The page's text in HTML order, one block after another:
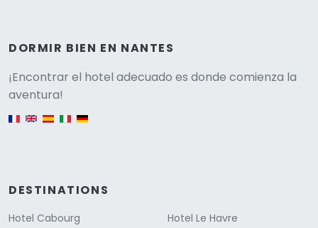
DORMIR BIEN EN NANTES
¡Encontrar el hotel adecuado es donde comienza la
aventura!
English version
DESTINATIONS
Hotel Cabourg
Hotel Le Havre